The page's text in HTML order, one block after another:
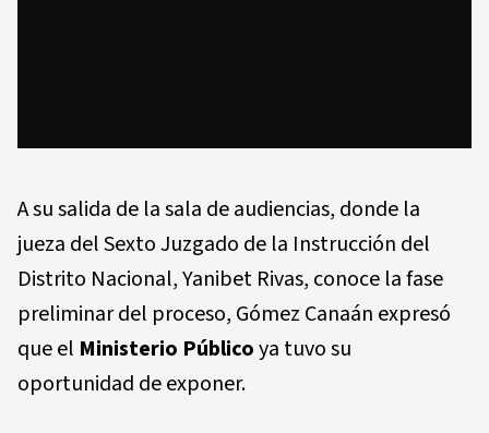
A su salida de la sala de audiencias, donde la
jueza del Sexto Juzgado de la Instrucción del
Distrito Nacional, Yanibet Rivas, conoce la fase
preliminar del proceso, Gómez Canaán expresó
que el Ministerio Públicoya tuvo su
oportunidad de exponer.